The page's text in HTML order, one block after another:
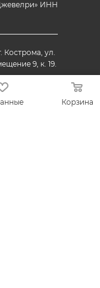
ИНН
Кострома, ул.
9, к. 19.
Корзина